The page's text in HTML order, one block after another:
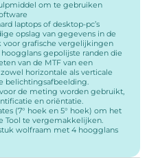
om te gebruiken
laptops of desktop-pc’s
opslag van gegevens in de
voor grafische vergelijkingen
gepolijste randen die
van de MTF van een
horizontale als verticale
belichtingsafbeelding.
de meting worden gebruikt,
en oriëntatie.
(7° hoek en 5° hoek) om het
Tool te vergemakkelijken.
wolfraam met 4 hoogglans